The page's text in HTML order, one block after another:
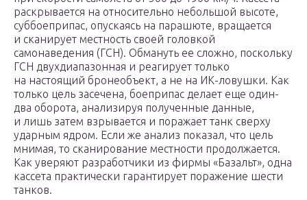
раскрывается на относительно небольшой высоте,
суббоеприпас, опускаясь на парашюте, вращается
и сканирует местность своей головкой
самонаведения (ГСН). Обмануть ее сложно, поскольку
ГСН двухдиапазонная и реагирует только
на настоящий бронеобъект, а не на ИК-ловушки. Как
только цель засечена, боеприпас делает еще один-
два оборота, анализируя полученные данные,
и лишь затем взрывается и поражает танк сверху
ударным ядром. Если же анализ показал, что цель
мнимая, то сканирование местности продолжается.
Как уверяют разработчики из фирмы «Базальт», одна
кассета практически гарантирует поражение шести
танков.